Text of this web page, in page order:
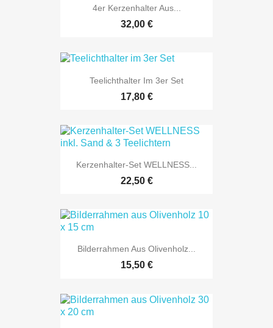
4er Kerzenhalter Aus...
32,00 €
Teelichthalter Im 3er Set
17,80 €
Kerzenhalter-Set WELLNESS...
22,50 €
Bilderrahmen Aus Olivenholz...
15,50 €